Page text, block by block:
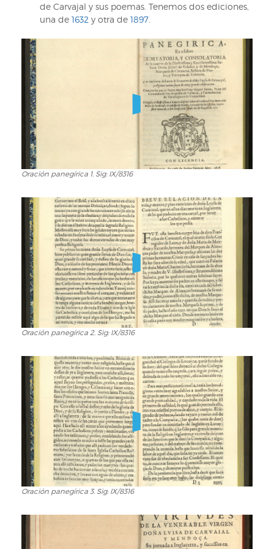
de Carvajal y sus poemas. Tenemos dos ediciones,
una de 1632 y otra de 1897
Oración
Sig:
IX/8316
Oración panegírica 1. Sig: IX/8316
Oración
Sig:
IX/8316
Oración panegírica 2. Sig: IX/8316
Oración
Sig:
IX/8316
Oración panegírica 3. Sig: IX/8316